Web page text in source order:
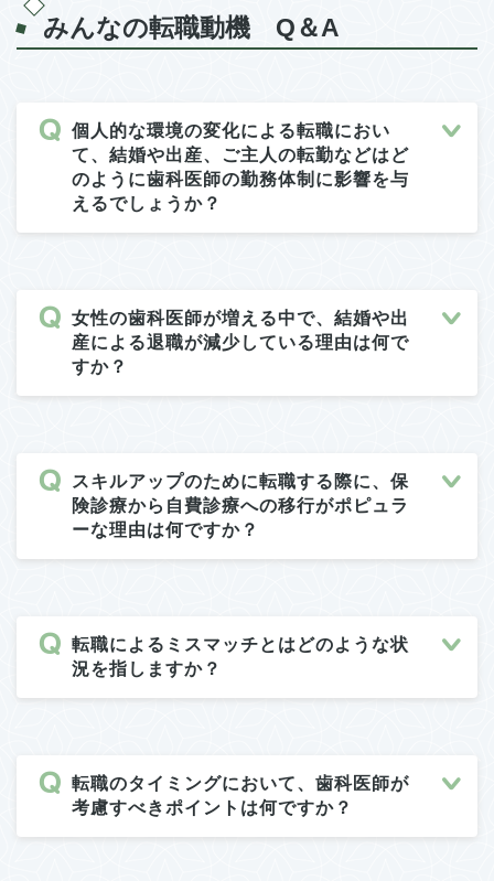
みんなの転職動機 Q＆A
個人的な環境の変化による転職におい
て、結婚や出産、ご主人の転勤などはど
のように歯科医師の勤務体制に影響を与
えるでしょうか？
女性の歯科医師が増える中で、結婚や出
産による退職が減少している理由は何で
すか？
スキルアップのために転職する際に、保
険診療から自費診療への移行がポピュラ
ーな理由は何ですか？
転職によるミスマッチとはどのような状
況を指しますか？
転職のタイミングにおいて、歯科医師が
考慮すべきポイントは何ですか？